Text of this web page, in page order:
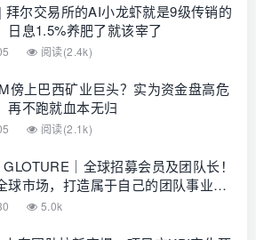
拜尔交易所的AI小龙虾就是9级传销的
日息1.5%养肥了就该宰了
阅读(2.4k)
傍上巴西矿业巨头？实为资金盘高危
再不跑就血本无归
阅读(2.1k)
GLOTURE｜全球招募会员及团队长！
球市场，打造属于自己的团队事业，
收入？想打造团队？加入
5.0k